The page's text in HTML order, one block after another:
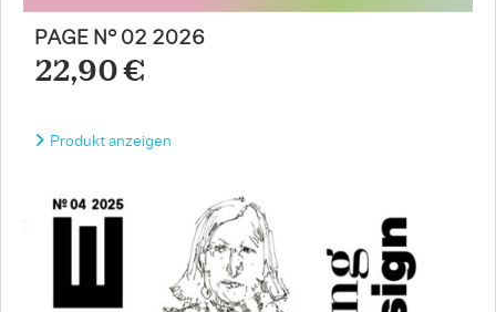
PAGE N° 02 2026
22,90 €
Produkt anzeigen